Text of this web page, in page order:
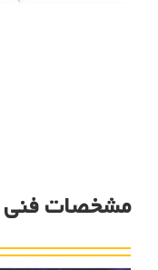
مشخصات فنی